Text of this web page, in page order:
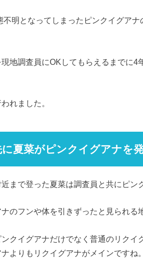
明となってしまったピンクイグア
地調査員にOKしてもらえるまでに4
れました。
夏菜がピンクイグアナを
まで登った夏菜は調査員と共にピン
のフンや体を引きずったと見られる
クイグアナだけでなく普通のリクイ
よりもリクイグアナがメインですね。